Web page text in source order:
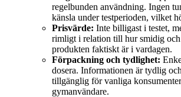
regelbunden användning. Ingen
känsla under testperioden, vilket
Prisvärde: Inte billigast i testet,
rimligt i relation till hur smidig och
produkten faktiskt är i vardagen.
Förpackning och tydlighet:
dosera. Informationen är tydlig
tillgänglig för vanliga
gymanvändare.